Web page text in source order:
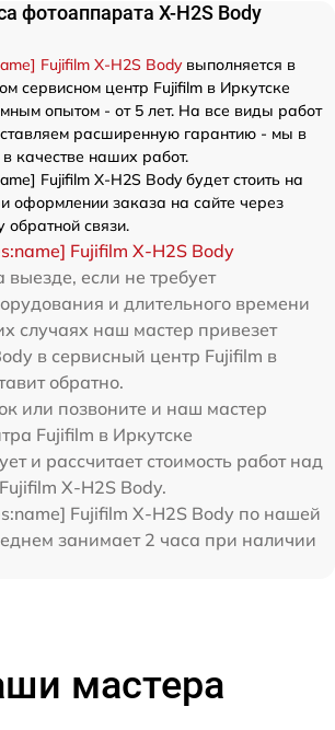
фотоаппарата X-H2S Body
Fujifilm X-H2S Bodyвыполняется в
сервисном центр Fujifilm в Иркутске
опытом - от 5 лет. На все виды работ
расширенную гарантию - мы в
качестве наших работ.
Fujifilm X-H2S Body будет стоить на
оформлении заказа на сайте через
связи.
Fujifilm X-H2S Body
выезде, если не требует
и длительного времени
случаях наш мастер привезет
в сервисный центр Fujifilm в
обратно.
или позвоните и наш мастер
Fujifilm в Иркутске
и рассчитает стоимость работ над
X-H2S Body.
Fujifilm X-H2S Body по нашей
занимает 2 часа при наличии
мастера